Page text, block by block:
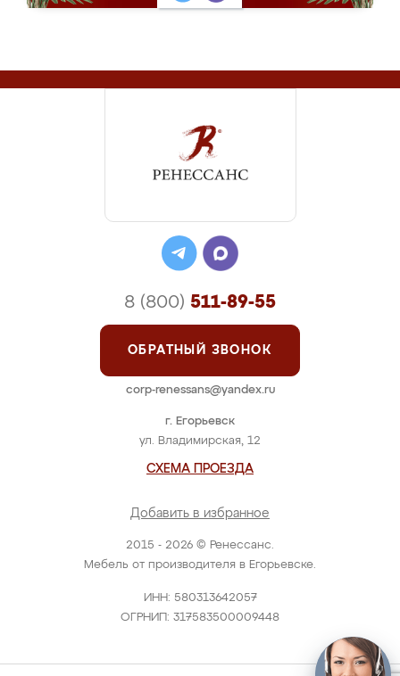
2015 - 2026 © Ренессанс.
Мебель от производителя в Егорьевске.
ИНН: 580313642057
ОГРНИП: 317583500009448
г. Егорьевск
ул. Владимирская, 12
СХЕМА ПРОЕЗДА
Добавить в избранное
8 (800) 511-89-55
ОБРАТНЫЙ ЗВОНОК
corp-renessans@yandex.ru